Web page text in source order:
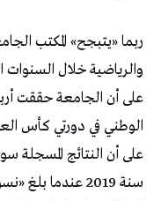
ربما «يتبجح» المكتب
والرياضية خلال السنوات
على أن الجامعة حققت
الوطني في دورتي كأس
على أن النتائج المسجلة
سنة 2019 عندما